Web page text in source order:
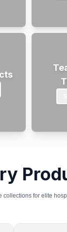
collections for elite